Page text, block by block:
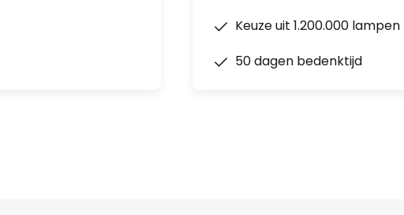
Keuze uit 1.200.000 lampen
50 dagen bedenktijd